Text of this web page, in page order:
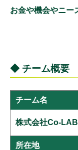
お金や機会やニー
◆ チーム概要
チーム名
株式会社Co-
所在地